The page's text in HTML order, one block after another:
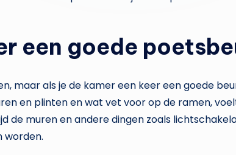
een goede
maar als je de kamer een keer een goede
en plinten en wat vet voor op de ramen,
de muren en andere dingen zoals
worden.